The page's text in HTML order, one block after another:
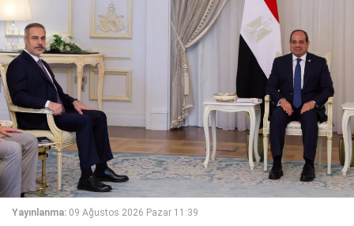
Yayınlanma: 09 Ağustos 2026 Pazar 11:39